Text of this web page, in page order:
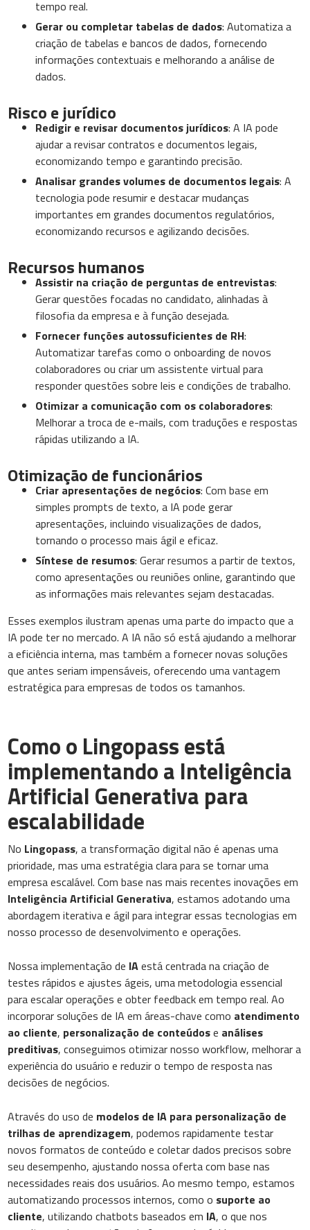
tempo real.
Gerar ou completar tabelas de dados: Automatiza a
criação de tabelas e bancos de dados, fornecendo
informações contextuais e melhorando a análise de
dados.
Risco e jurídico
Redigir e revisar documentos jurídicos: A IA pode
ajudar a revisar contratos e documentos legais,
economizando tempo e garantindo precisão.
Analisar grandes volumes de documentos legais: A
tecnologia pode resumir e destacar mudanças
importantes em grandes documentos regulatórios,
economizando recursos e agilizando decisões.
Recursos humanos
Assistir na criação de perguntas de entrevistas:
Gerar questões focadas no candidato, alinhadas à
filosofia da empresa e à função desejada.
Fornecer funções autossuficientes de RH:
Automatizar tarefas como o onboarding de novos
colaboradores ou criar um assistente virtual para
responder questões sobre leis e condições de trabalho.
Otimizar a comunicação com os colaboradores:
Melhorar a troca de e-mails, com traduções e respostas
rápidas utilizando a IA.
Otimização de funcionários
Criar apresentações de negócios: Com base em
simples prompts de texto, a IA pode gerar
apresentações, incluindo visualizações de dados,
tornando o processo mais ágil e eficaz.
Síntese de resumos: Gerar resumos a partir de textos,
como apresentações ou reuniões online, garantindo que
as informações mais relevantes sejam destacadas.
Esses exemplos ilustram apenas uma parte do impacto que a
IA pode ter no mercado. A IA não só está ajudando a melhorar
a eficiência interna, mas também a fornecer novas soluções
que antes seriam impensáveis, oferecendo uma vantagem
estratégica para empresas de todos os tamanhos.
Como o Lingopass está
implementando a Inteligência
Artificial Generativa para
escalabilidade
No Lingopass, a transformação digital não é apenas uma
prioridade, mas uma estratégia clara para se tornar uma
empresa escalável. Com base nas mais recentes inovações em
Inteligência Artificial Generativa, estamos adotando uma
abordagem iterativa e ágil para integrar essas tecnologias em
nosso processo de desenvolvimento e operações.
Nossa implementação de IAestá centrada na criação de
testes rápidos e ajustes ágeis, uma metodologia essencial
para escalar operações e obter feedback em tempo real. Ao
incorporar soluções de IA em áreas-chave como atendimento
ao cliente, personalização de conteúdose análises
preditivas, conseguimos otimizar nosso workflow, melhorar a
experiência do usuário e reduzir o tempo de resposta nas
decisões de negócios.
Através do uso de modelos de IA para personalização de
trilhas de aprendizagem, podemos rapidamente testar
novos formatos de conteúdo e coletar dados precisos sobre
seu desempenho, ajustando nossa oferta com base nas
necessidades reais dos usuários. Ao mesmo tempo, estamos
automatizando processos internos, como o suporte ao
cliente, utilizando chatbots baseados em IA, o que nos